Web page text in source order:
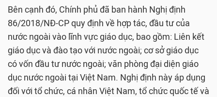
Bên cạnh đó, Chính phủ đã ban hành Nghị định
86/2018/NĐ-CP quy định về hợp tác, đầu tư của
nước ngoài vào lĩnh vực giáo dục, bao gồm: Liên kết
giáo dục và đào tạo với nước ngoài; cơ sở giáo dục
có vốn đầu tư nước ngoài; văn phòng đại diện giáo
dục nước ngoài tại Việt Nam. Nghị định này áp dụng
đối với tổ chức, cá nhân Việt Nam, tổ chức quốc tế và